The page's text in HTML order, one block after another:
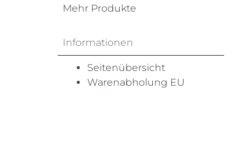
Mehr Produkte
Informationen
Seitenübersicht
Warenabholung EU